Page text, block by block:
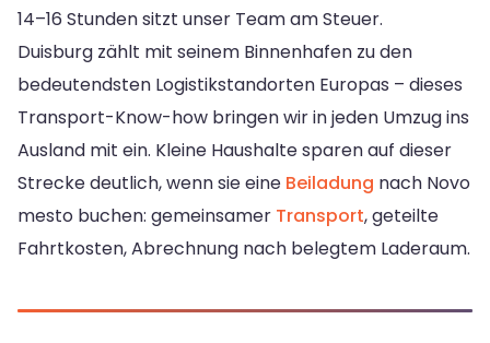
14–16 Stunden sitzt unser Team am Steuer.
Duisburg zählt mit seinem Binnenhafen zu den
bedeutendsten Logistikstandorten Europas – dieses
Transport-Know-how bringen wir in jeden Umzug ins
Ausland mit ein. Kleine Haushalte sparen auf dieser
Strecke deutlich, wenn sie eine Beiladung nach Novo
mesto buchen: gemeinsamer Transport, geteilte
Fahrtkosten, Abrechnung nach belegtem Laderaum.